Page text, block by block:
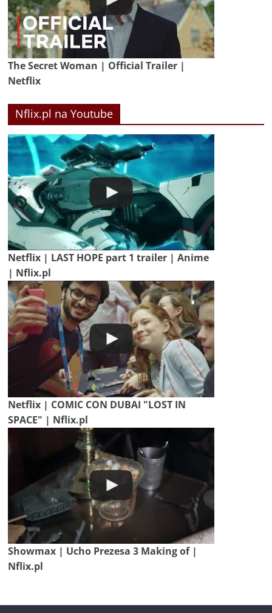
The Secret Woman | Official Trailer |
Netflix
Nflix.pl na Youtube
Netflix | LAST HOPE part 1 trailer | Anime
| Nflix.pl
Netflix | COMIC CON DUBAI "LOST IN
SPACE" | Nflix.pl
Showmax | Ucho Prezesa 3 Making of |
Nflix.pl